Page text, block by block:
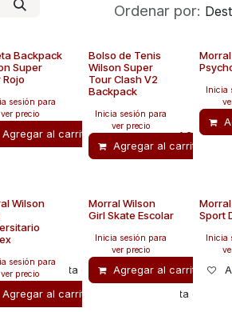
Ordenar por:
Añadir a lista de deseos
Backpack
Super
Rojo
sesión para
ver precio
Agregar al carrito Añadir a lista
Bolso de Tenis
Wilson Super
Tour Clash V2
Backpack
Inicia sesión para
ver precio
Agregar al carrito
Inicia
Añadir a lista de deseos
Wilson
sesión para
ver precio
Agregar al carrito Añadir a lista de
Morral Wilson
Girl Skate Escolar
Inicia sesión para
ver precio
Agregar al carrito
Sport
Inicia